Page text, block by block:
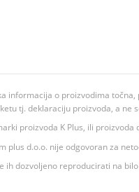
informacija o proizvodima
tj. deklaraciju proizvoda, a ne
proizvoda K Plus, ili
d.o.o. nije odgovoran za
dozvoljeno reproducirati na